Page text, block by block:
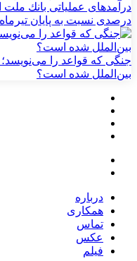
درصدی نسبت به پایان تیرماه ۱۴۰۴
جنگی که قواعد را می‌نویسد؛
بین‌الملل شده است؟
درباره
همکاری
تماس
عکس
فیلم